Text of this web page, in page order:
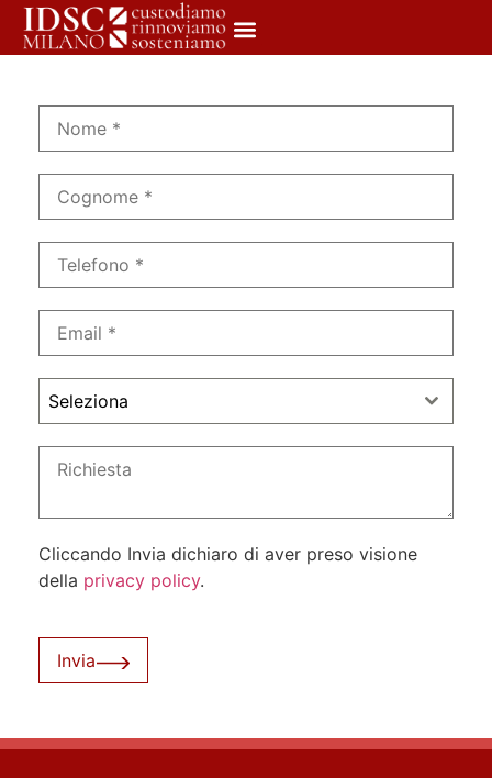
Seleziona
Cliccando Invia dichiaro di aver preso visione
della privacy policy.
Invia